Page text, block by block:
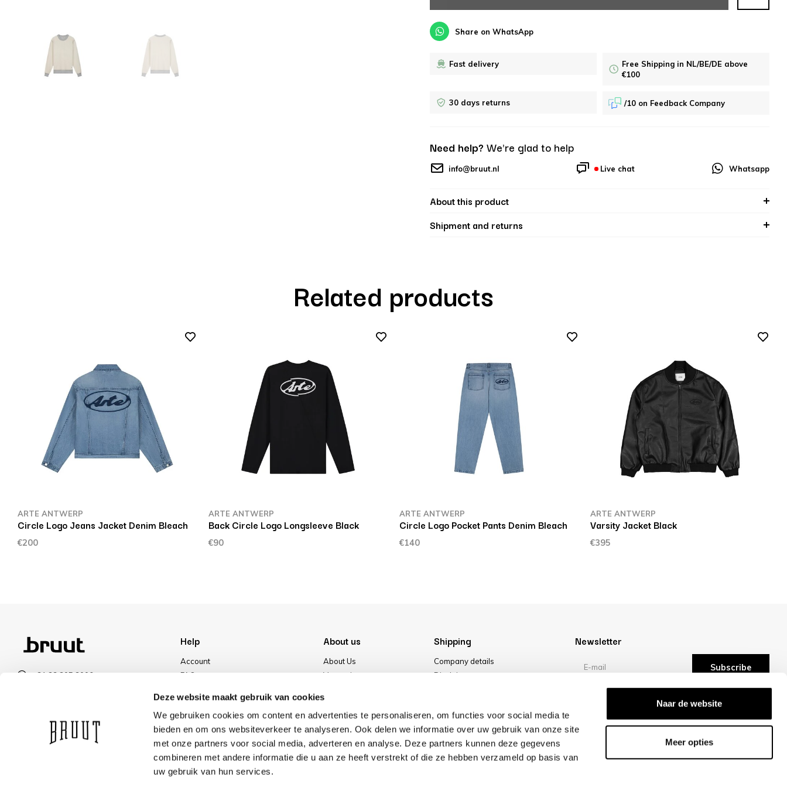
Deze website maakt gebruik van cookies
We gebruiken cookies om content en advertenties te personaliseren, om functies voor social media te
bieden en om ons websiteverkeer te analyseren. Ook delen we informatie over uw gebruik van onze site
met onze partners voor social media, adverteren en analyse. Deze partners kunnen deze gegevens
combineren met andere informatie die u aan ze heeft verstrekt of die ze hebben verzameld op basis van
uw gebruik van hun services.
Naar de website
Meer opties
Share on WhatsApp
Fast delivery
Free Shipping in NL/BE/DE above
€100
30 days returns /10 on Feedback Company
Need help? We're glad to help
info@bruut.nl Live chat Whatsapp
About this product
Shipment and returns
Related products
ARTE ANTWERP
Circle Logo Jeans Jacket Denim Bleach
€200
ARTE ANTWERP
Back Circle Logo Longsleeve Black
€90
ARTE ANTWERP
Circle Logo Pocket Pants Denim Bleach
€140
ARTE ANTWERP
Varsity Jacket Black
€395
+31 23 205 2006
VIEW OPENING HOURS
Help
Account
FAQ
Payment Methods
Shipping
Discount
About us
About Us
Vacancies
Our store
Shipping
Company details
Disclaimer
Cookies
Newsletter
Subscribe
/10 -